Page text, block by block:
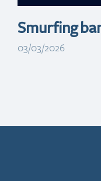
Smurfing
03/03/2026